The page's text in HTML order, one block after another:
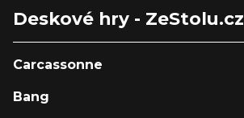
Deskové hry - ZeStolu.cz
Carcassonne
Bang